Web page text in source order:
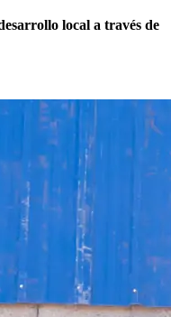
local a través de